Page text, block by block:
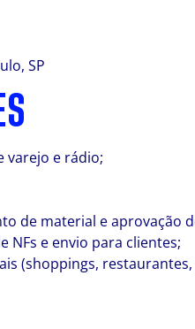
SP
varejo e rádio;
de material e aprovação
NFs e envio para clientes;
(shoppings,